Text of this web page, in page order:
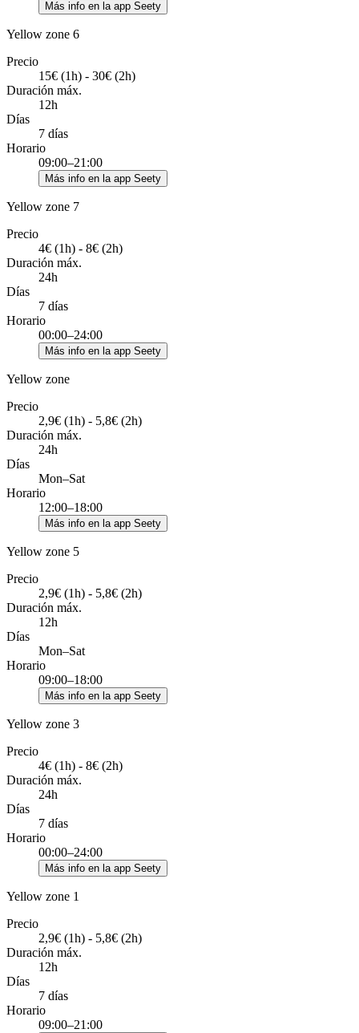
Más info en la app Seety
Yellow zone 6
Precio
15€ (1h) - 30€ (2h)
Duración máx.
12h
Días
7 días
Horario
09:00–21:00
Más info en la app Seety
Yellow zone 7
Precio
4€ (1h) - 8€ (2h)
Duración máx.
24h
Días
7 días
Horario
00:00–24:00
Más info en la app Seety
Yellow zone
Precio
2,9€ (1h) - 5,8€ (2h)
Duración máx.
24h
Días
Mon–Sat
Horario
12:00–18:00
Más info en la app Seety
Yellow zone 5
Precio
2,9€ (1h) - 5,8€ (2h)
Duración máx.
12h
Días
Mon–Sat
Horario
09:00–18:00
Más info en la app Seety
Yellow zone 3
Precio
4€ (1h) - 8€ (2h)
Duración máx.
24h
Días
7 días
Horario
00:00–24:00
Más info en la app Seety
Yellow zone 1
Precio
2,9€ (1h) - 5,8€ (2h)
Duración máx.
12h
Días
7 días
Horario
09:00–21:00